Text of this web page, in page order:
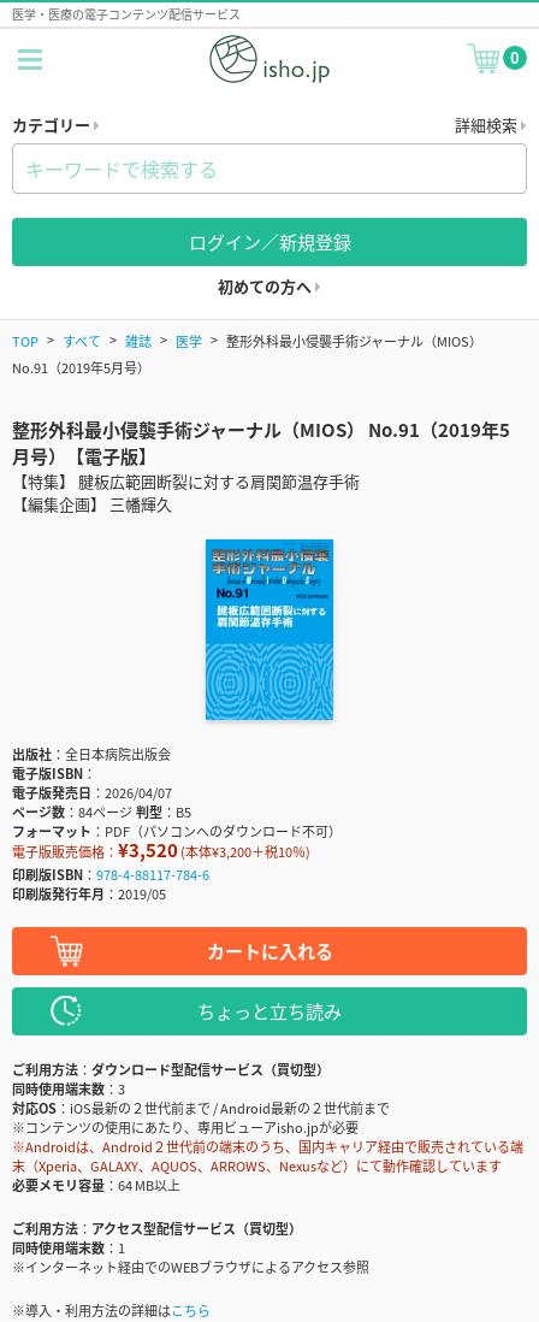
医学・医療の電子コンテンツ配信サービス
0
カテゴリー 詳細検索
ログイン／新規登録
初めての方へ
TOP すべて 雑誌 医学
整形外科最小侵襲手術ジャーナル（MIOS）
No.91（2019年5月号）
整形外科最小侵襲手術ジャーナル（MIOS） No.91（2019年5
月号）【電子版】
【特集】 腱板広範囲断裂に対する肩関節温存手術
【編集企画】 三幡輝久
出版社
全日本病院出版会
電子版ISBN
電子版発売日
2026/04/07
ページ数
84ページ判型
B5
フォーマット
PDF（パソコンへのダウンロード不可）
電子版販売価格： ¥3,520(本体¥3,200＋税10％)
印刷版ISBN
978-4-88117-784-6
印刷版発行年月
2019/05
カートに入れる
ちょっと立ち読み
ご利用方法
ダウンロード型配信サービス（買切型）
同時使用端末数
3
対応OS
iOS最新の２世代前まで / Android最新の２世代前まで
※コンテンツの使用にあたり、専用ビューアisho.jpが必要
※Androidは、Android２世代前の端末のうち、国内キャリア経由で販売されている端
末（Xperia、GALAXY、AQUOS、ARROWS、Nexusなど）にて動作確認しています
必要メモリ容量
64 MB以上
ご利用方法
アクセス型配信サービス（買切型）
同時使用端末数
1
※インターネット経由でのWEBブラウザによるアクセス参照
※導入・利用方法の詳細はこちら